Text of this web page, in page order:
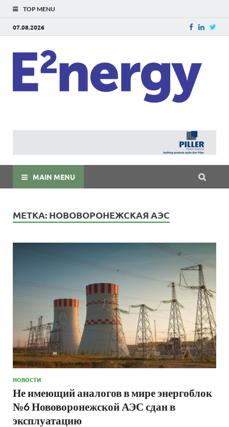
TOP MENU
07.08.2026
MAIN MENU
МЕТКА: НОВОВОРОНЕЖСКАЯ АЭС
НОВОСТИ
Не имеющий аналогов в мире энергоблок
№6 Нововоронежской АЭС сдан в
эксплуатацию